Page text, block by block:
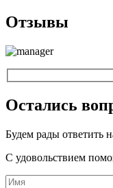
Отзывы
Остались
Будем рады ответить
С удовольствием